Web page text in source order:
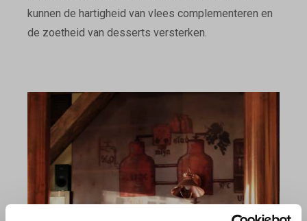
kunnen de hartigheid van vlees complementeren en
de zoetheid van desserts versterken.